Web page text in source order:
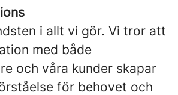
i allt vi gör. Vi tror att
med både
och våra kunder skapar
för behovet och